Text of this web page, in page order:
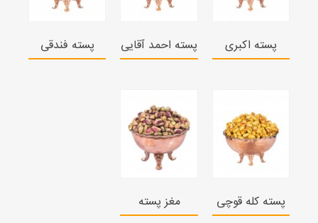
پسته اکبری پسته احمد آقایی پسته فندقی
پسته کله قوچی مغز پسته